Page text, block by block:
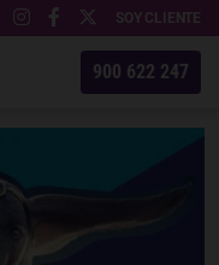
SOY CLIENTE
900 622 247